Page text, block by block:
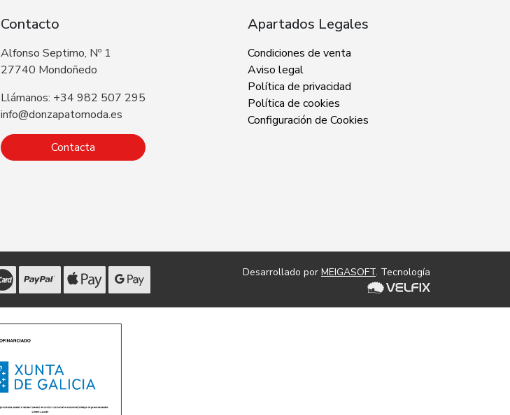
Contacto
Alfonso Septimo, Nº 1
27740 Mondoñedo
Llámanos: +34 982 507 295
info@donzapatomoda.es
Contacta
Apartados Legales
Condiciones de venta
Aviso legal
Política de privacidad
Política de cookies
Configuración de Cookies
Desarrollado por MEIGASOFT. Tecnología